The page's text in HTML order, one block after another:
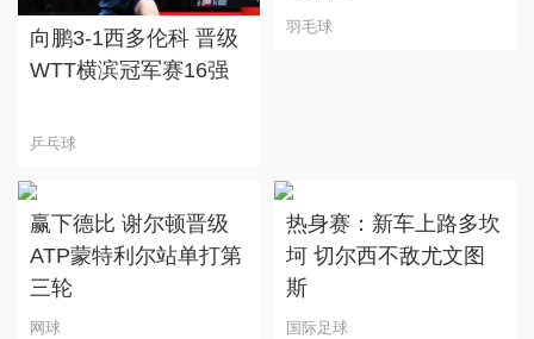
向鹏3-1西多伦科 晋级
WTT横滨冠军赛16强
乒乓球
羽毛球
赢下德比 谢尔顿晋级
ATP蒙特利尔站单打第
三轮
网球
热身赛：新车上路多坎
坷 切尔西不敌尤文图
斯
国际足球